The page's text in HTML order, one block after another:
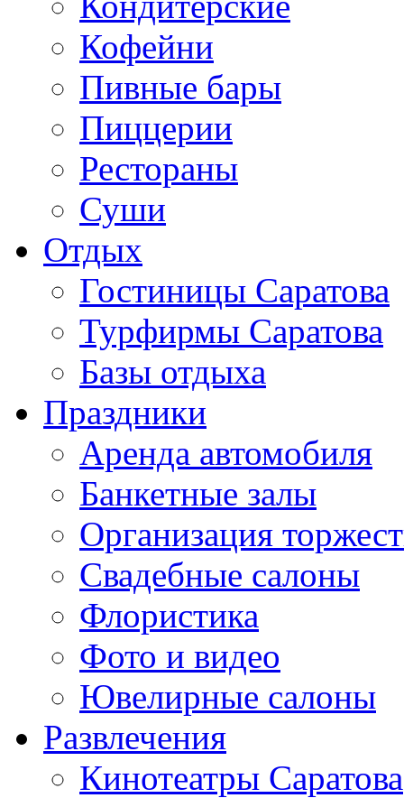
Кофейни
Пивные бары
Пиццерии
Рестораны
Суши
Отдых
Гостиницы Саратова
Турфирмы Саратова
Базы отдыха
Праздники
Аренда автомобиля
Банкетные залы
Организация
Свадебные салоны
Флористика
Фото и видео
Ювелирные салоны
Развлечения
Кинотеатры Саратова